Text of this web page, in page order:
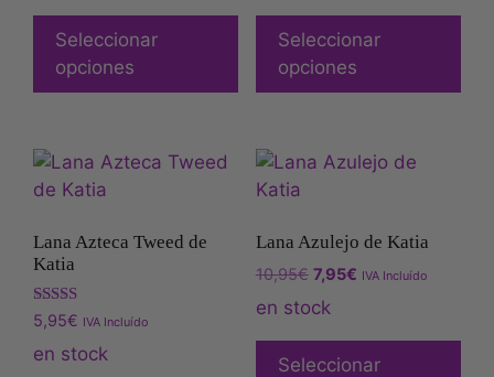
Seleccionar
opciones
Seleccionar
opciones
Lana Azteca Tweed de
Katia
Valorado
con
5.00
de 5
5,95€ IVA Incluído
en stock
Lana Azulejo de Katia
10,95€ 7,95€ IVA Incluído
en stock
Seleccionar